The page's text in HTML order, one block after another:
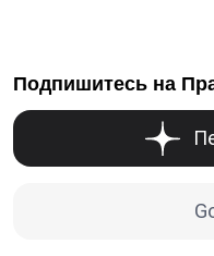
Подпишитесь на